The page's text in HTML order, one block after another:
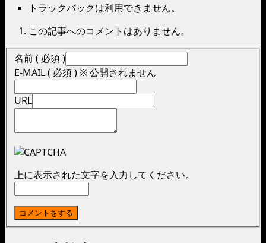
トラックバックは利用できません。
この記事へのコメントはありません。
名前 ( 必須 )
E-MAIL ( 必須 ) ※ 公開されません
URL
上に表示された文字を入力してください。